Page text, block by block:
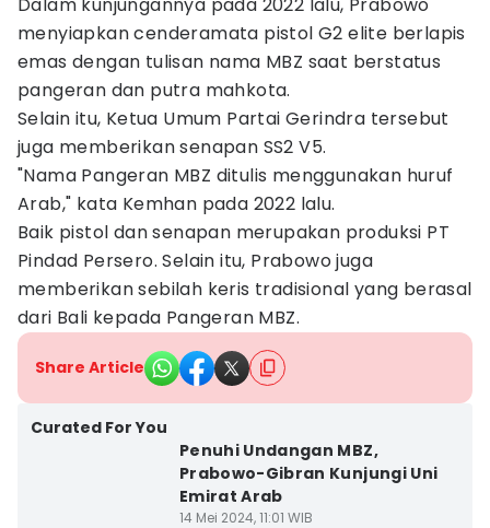
menyiapkan cenderamata pistol G2 elite berlapis
emas dengan tulisan nama MBZ saat berstatus
pangeran dan putra mahkota.
Selain itu, Ketua Umum Partai Gerindra tersebut
juga memberikan senapan SS2 V5.
"Nama Pangeran MBZ ditulis menggunakan huruf
Arab," kata Kemhan pada 2022 lalu.
Baik pistol dan senapan merupakan produksi PT
Pindad Persero. Selain itu, Prabowo juga
memberikan sebilah keris tradisional yang berasal
dari Bali kepada Pangeran MBZ.
Share Article
Curated For You
Penuhi Undangan MBZ,
Prabowo-Gibran Kunjungi Uni
Emirat Arab
14 Mei 2024, 11:01 WIB